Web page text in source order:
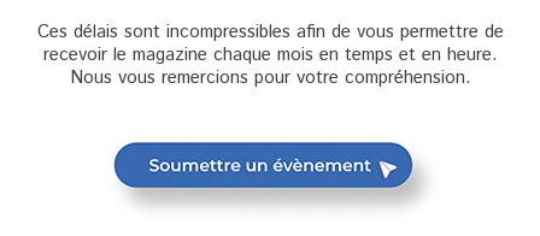
Ces délais sont incompressibles afin de vous permettre de
recevoir le magazine chaque mois en temps et en heure.
Nous vous remercions pour votre compréhension.